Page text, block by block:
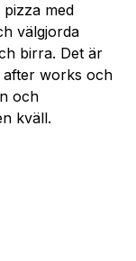
med
välgjorda
birra. Det är
works och
och
kväll.